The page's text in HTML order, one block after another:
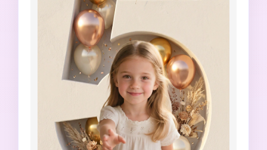
ombres réalistes, couleurs naturelles, sans
artefacts IA.